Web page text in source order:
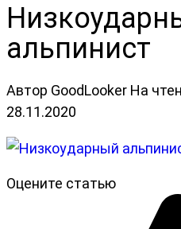
альпинист
Автор GoodLooker На
28.11.2020
Оцените статью